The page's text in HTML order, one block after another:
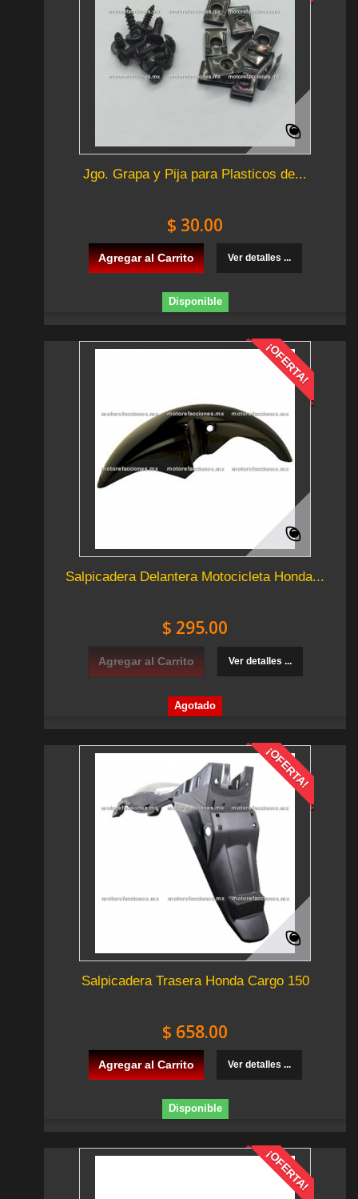
Jgo. Grapa y Pija para Plasticos de...
$ 30.00
Agregar al Carrito Ver detalles ...
Disponible
¡OFERTA!
Salpicadera Delantera Motocicleta Honda...
$ 295.00
Agregar al Carrito Ver detalles ...
Agotado
¡OFERTA!
Salpicadera Trasera Honda Cargo 150
$ 658.00
Agregar al Carrito Ver detalles ...
Disponible
¡OFERTA!